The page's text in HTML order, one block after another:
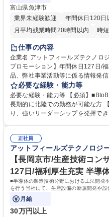
富山県魚津市
業界未経験歓迎
年間休日120日
月平均残業時間20時間以内
時
完全週休2日制
仕事の内容
企業名 アットフィールズテクノロジー株式会社 求人名
プロモーション】年間休日127日/福利厚生充実 仕事の
品、弊社事業活動等に係る情報発
までの担当をになっていただきま
を担当して頂きます。 【主な業務】■企業サイト、SNSサイトの企画・運
営■ウェビナー、展示会等の企画・
上記を踏まえた事業戦略検討の支援 募集職種 【魚津市/セールスプロモ
必要な経験・能力等
必要な経験・能力等 【必須】
長期的に北陸での勤務が可能な方 【求める人物像】 ■論理的思考力があ
り、強いリーダーシップを発揮で
正社員
アットフィールズテクノロジ
【長岡京市/生産技術コン
127日/福利厚生充実 半導
■半導体の製造技術分野における工法開発
を行う当社にて、生産設備の新規開発や
でを行う業務のリーダーをお任せします。
月給
30万円以上